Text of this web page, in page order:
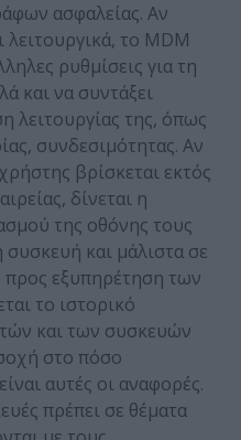
ασφαλείας. Αν
το MDM
ρυθμίσεις για τη
και να συντάξει
λειτουργίας της, όπως
συνδεσιμότητας. Αν
βρίσκεται εκτός
δίνεται η
της οθόνης τους
και μάλιστα σε
προς εξυπηρέτηση των
το ιστορικό
και των συσκευών
στο πόσο
αυτές οι αναφορές.
πρέπει σε θέματα